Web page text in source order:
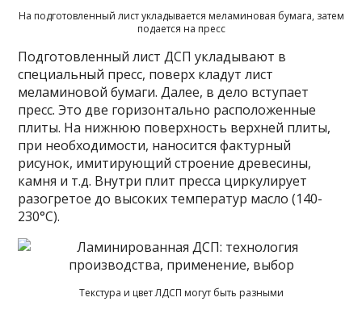
На подготовленный лист укладывается меламиновая бумага, затем
подается на пресс
Подготовленный лист ДСП укладывают в
специальный пресс, поверх кладут лист
меламиновой бумаги. Далее, в дело вступает
пресс. Это две горизонтально расположенные
плиты. На нижнюю поверхность верхней плиты,
при необходимости, наносится фактурный
рисунок, имитирующий строение древесины,
камня и т.д. Внутри плит пресса циркулирует
разогретое до высоких температур масло (140-
230°С).
Текстура и цвет ЛДСП могут быть разными